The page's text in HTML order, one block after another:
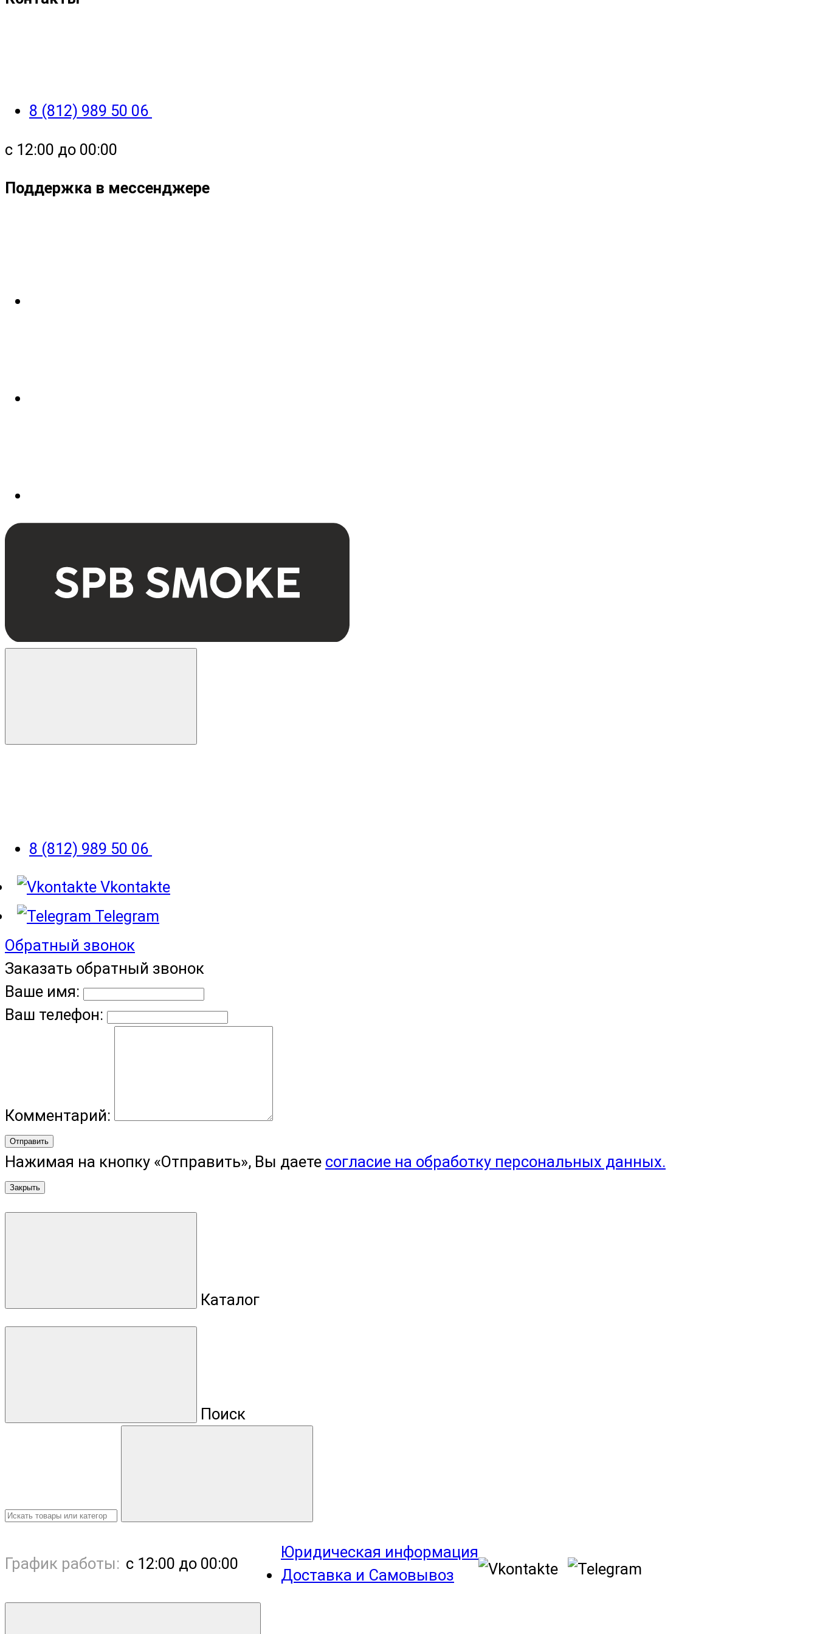
8 (812) 989 50 06
с 12:00 до 00:00
Поддержка в мессенджере
8 (812) 989 50 06
Vkontakte
Telegram
Обратный звонок
Заказать обратный звонок
Ваше имя:
Ваш телефон:
Комментарий:
Отправить
Нажимая на кнопку «Отправить», Вы даете согласие на обработку персональных данных.
Закрыть
Каталог
Поиск
График работы: с 12:00 до 00:00
Юридическая информация
Доставка и Самовывоз